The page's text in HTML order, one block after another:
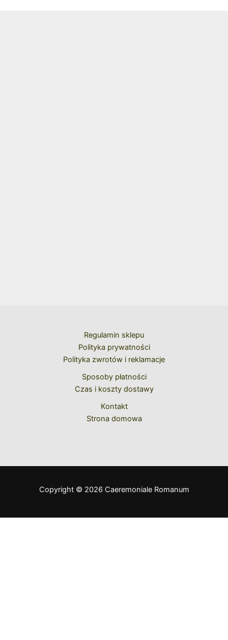
Regulamin sklepu
Polityka prywatności
Polityka zwrotów i reklamacje
Sposoby płatności
Czas i koszty dostawy
Kontakt
Strona domowa
Copyright © 2026 Caeremoniale Romanum